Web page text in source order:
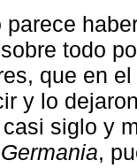
parece
todo
que en
y lo
siglo y
Germania,